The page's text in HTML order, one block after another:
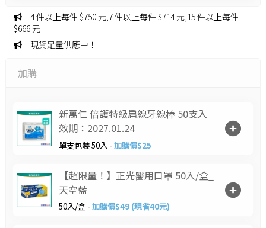
4 件以上每件 $750 元,7 件以上每件 $714 元,15 件以上每件
$666 元
現貨足量供應中！
加購
新萬仁 倍護特級扁線牙線棒 50支入
效期：2027.01.24
單支包裝 50入 - 加購價$25
【超限量！】正光醫用口罩 50入/盒_
天空藍
50入/盒 - 加購價$49 (現省40元)